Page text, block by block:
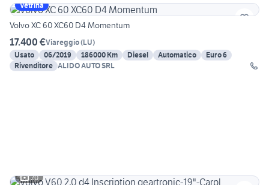
Vetrina
Volvo XC 60 XC60 D4 Momentum
17.400 €Viareggio(LU)
Usato
06/2019 186000 Km Diesel Automatico
Euro 6
Rivenditore ALIDO AUTO SRL
20